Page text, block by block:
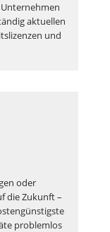
aktuellen
und
oder
die Zukunft –
problemlos